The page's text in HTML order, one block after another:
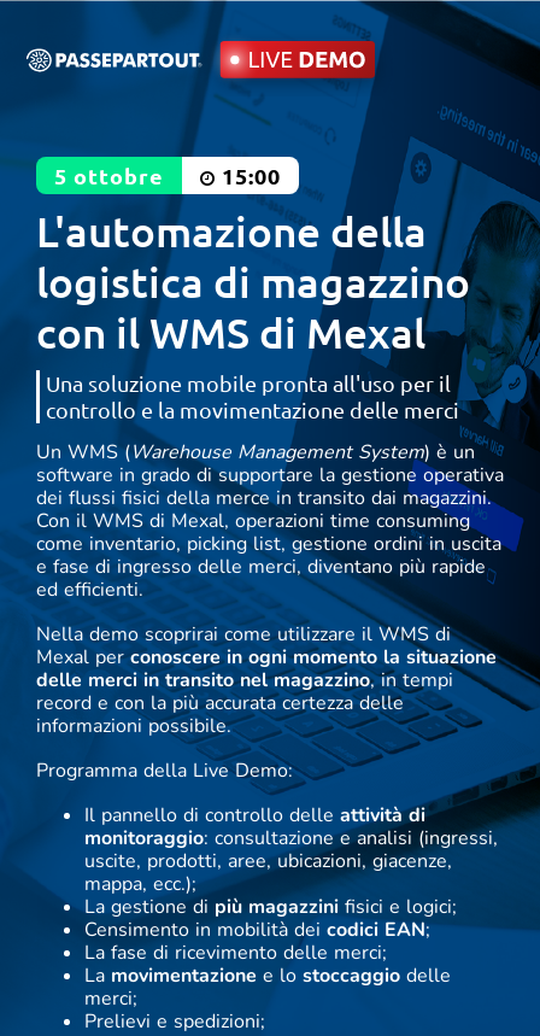
5 ottobre 15:00
L'automazione della
logistica di magazzino
con il WMS di Mexal
Una soluzione mobile pronta all'uso per il
controllo e la movimentazione delle merci
Un WMS (Warehouse Management System) è un
software in grado di supportare la gestione operativa
dei flussi fisici della merce in transito dai magazzini.
Con il WMS di Mexal, operazioni time consuming
come inventario, picking list, gestione ordini in uscita
e fase di ingresso delle merci, diventano più rapide
ed efficienti.
Nella demo scoprirai come utilizzare il WMS di
Mexal perconoscere in ogni momento la situazione
delle merci in transito nel magazzino, in tempi
record e con la più accurata certezza delle
informazioni possibile.
Programma della Live Demo:
Il pannello di controllo delle attività di
monitoraggio: consultazione e analisi (ingressi,
uscite, prodotti, aree, ubicazioni, giacenze,
mappa, ecc.);
La gestione di più magazzini fisici e logici;
Censimento in mobilità dei codici EAN;
La fase di ricevimento delle merci;
La movimentazione e lo stoccaggio delle
merci;
Prelievi e spedizioni;